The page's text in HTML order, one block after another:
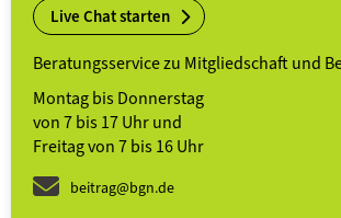
Live Chat starten
Beratungsservice zu Mitgliedschaft und
Montag bis Donnerstag
von 7 bis 17 Uhr und
Freitag von 7 bis 16 Uhr
beitrag@bgn.de